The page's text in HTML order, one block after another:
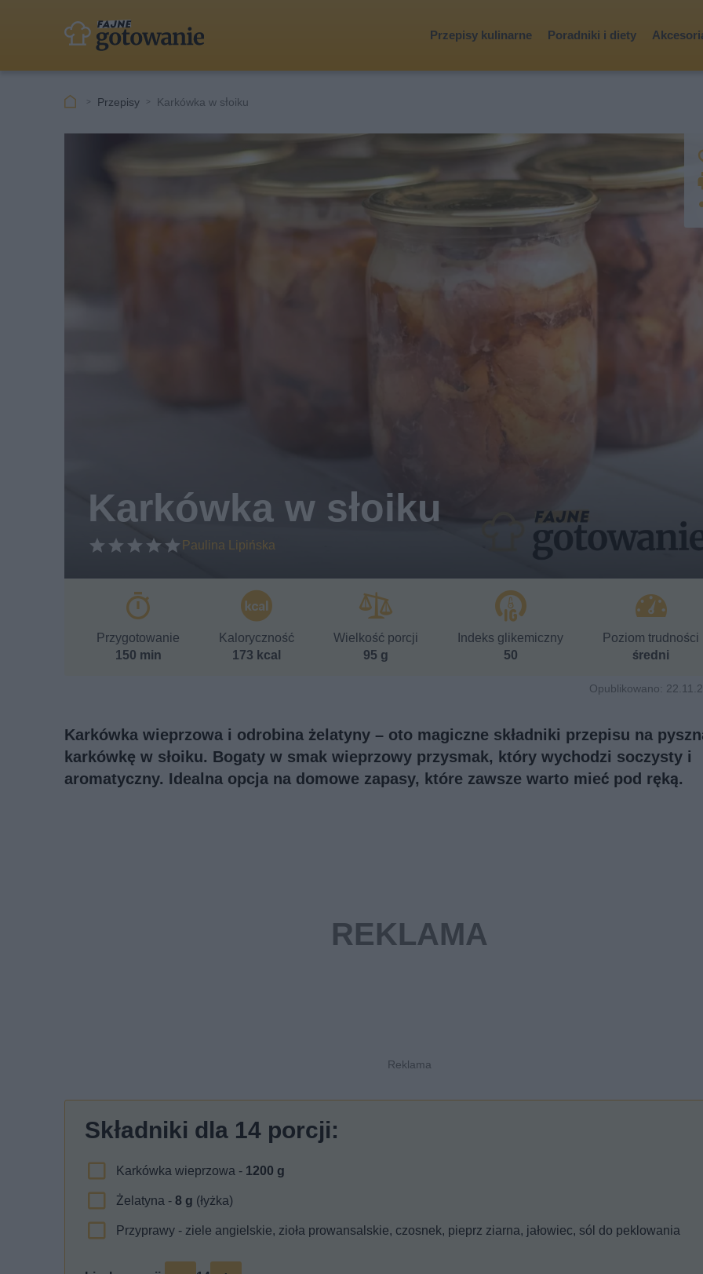
Przepisy kulinarne Poradniki i diety
Przepisy Karkówka w słoiku
Karkówka w słoiku
Paulina Lipińska
Przygotowanie
150 min
Kaloryczność
173 kcal
Wielkość porcji
95 g
Indeks glikemiczny
50
Poziom trudności
średni
Opublikowano:
Karkówka wieprzowa i odrobina żelatyny – oto magiczne składniki przepisu na
karkówkę w słoiku. Bogaty w smak wieprzowy przysmak, który wychodzi soczysty i
aromatyczny. Idealna opcja na domowe zapasy, które zawsze warto mieć pod ręką.
Składniki dla 14 porcji:
Karkówka wieprzowa - 1200 g
Żelatyna - 8 g (łyżka)
Przyprawy - ziele angielskie, zioła prowansalskie, czosnek, pieprz ziarna, jałowiec, sól do peklowania